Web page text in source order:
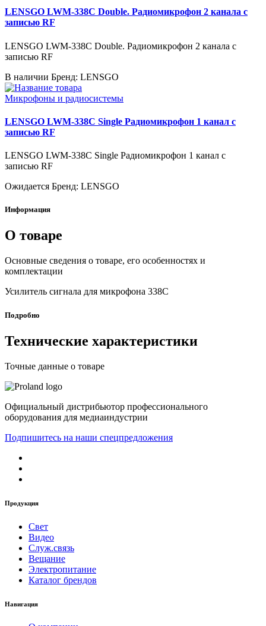
LENSGO LWM-338C Double. Радиомикрофон 2 канала с
записью RF
LENSGO LWM-338C Double. Радиомикрофон 2 канала с
записью RF
В наличии Бренд: LENSGO
Микрофоны и радиосистемы
LENSGO LWM-338C Single Радиомикрофон 1 канал с
записью RF
LENSGO LWM-338C Single Радиомикрофон 1 канал с
записью RF
Ожидается Бренд: LENSGO
Информация
О товаре
Основные сведения о товаре, его особенностях и
комплектации
Усилитель сигнала для микрофона 338C
Подробно
Технические характеристики
Точные данные о товаре
Официальный дистрибьютор профессионального
оборудования для медиаиндустрии
Подпишитесь на наши спецпредложения
Продукция
Свет
Видео
Служ.связь
Вещание
Электропитание
Каталог брендов
Навигация